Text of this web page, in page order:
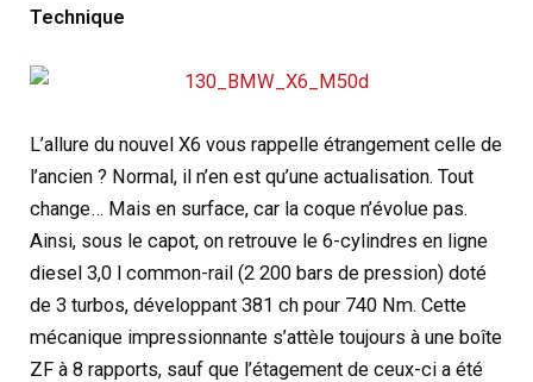
Technique
L’allure du nouvel X6 vous rappelle étrangement celle de
l’ancien ? Normal, il n’en est qu’une actualisation. Tout
change… Mais en surface, car la coque n’évolue pas.
Ainsi, sous le capot, on retrouve le 6-cylindres en ligne
diesel 3,0 l common-rail (2 200 bars de pression) doté
de 3 turbos, développant 381 ch pour 740 Nm. Cette
mécanique impressionnante s’attèle toujours à une boîte
ZF à 8 rapports, sauf que l’étagement de ceux-ci a été